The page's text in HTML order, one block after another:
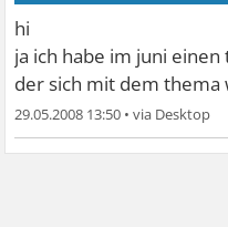
hi
ja ich habe im juni
der sich mit dem
29.05.2008 13:50 •